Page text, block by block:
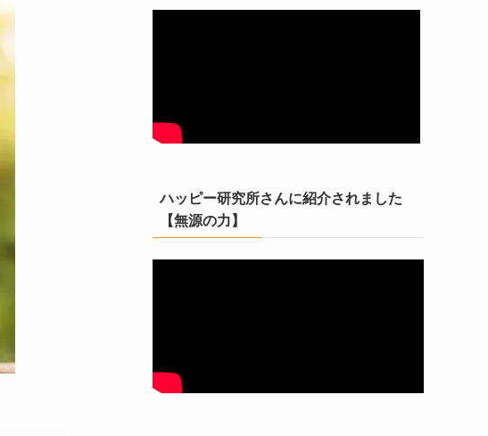
ハッピー研究所さんに紹介されました
【無源の力】